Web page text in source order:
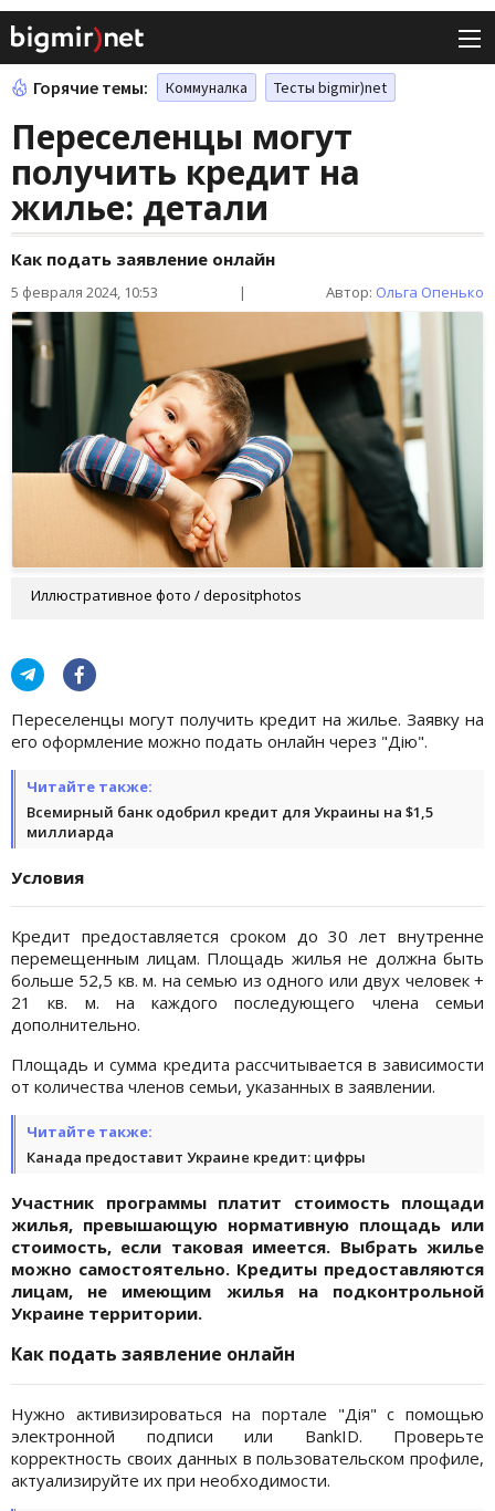
Горячие темы: Коммуналка Тесты bigmir)net
Переселенцы могут
получить кредит на
жилье: детали
Как подать заявление онлайн
5 февраля 2024, 10:53 | Автор: Ольга Опенько
Иллюстративное фото / depositphotos
Переселенцы могут получить кредит на жилье. Заявку на
его оформление можно подать онлайн через "Дію".
Читайте также:
Всемирный банк одобрил кредит для Украины на $1,5
миллиарда
Условия
Кредит предоставляется сроком до 30 лет внутренне
перемещенным лицам. Площадь жилья не должна быть
больше 52,5 кв. м. на семью из одного или двух человек +
21 кв. м. на каждого последующего члена семьи
дополнительно.
Площадь и сумма кредита рассчитывается в зависимости
от количества членов семьи, указанных в заявлении.
Читайте также:
Канада предоставит Украине кредит: цифры
Участник программы платит стоимость площади
жилья, превышающую нормативную площадь или
стоимость, если таковая имеется. Выбрать жилье
можно самостоятельно. Кредиты предоставляются
лицам, не имеющим жилья на подконтрольной
Украине территории.
Как подать заявление онлайн
Нужно активизироваться на портале "Дія" с помощью
электронной подписи или BankID. Проверьте
корректность своих данных в пользовательском профиле,
актуализируйте их при необходимости.